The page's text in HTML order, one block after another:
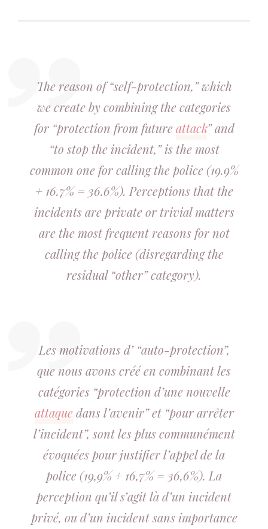
The reason of “self-protection,” which
we create by combining the categories
for “protection from futureattack” and
“to stop the incident,” is the most
common one for calling the police (19.9%
+ 16.7% = 36.6%). Perceptions that the
incidents are private or trivial matters
are the most frequent reasons for not
calling the police (disregarding the
residual “other” category).
Les motivations d’ “auto-protection”,
que nous avons créé en combinant les
catégories “protection d’une nouvelle
attaquedans l’avenir” et “pour arrêter
l’incident”, sont les plus communément
évoquées pour justifier l’appel de la
police (19,9% + 16,7% = 36,6%). La
perception qu’il s’agit là d’un incident
privé, ou d’un incident sans importance